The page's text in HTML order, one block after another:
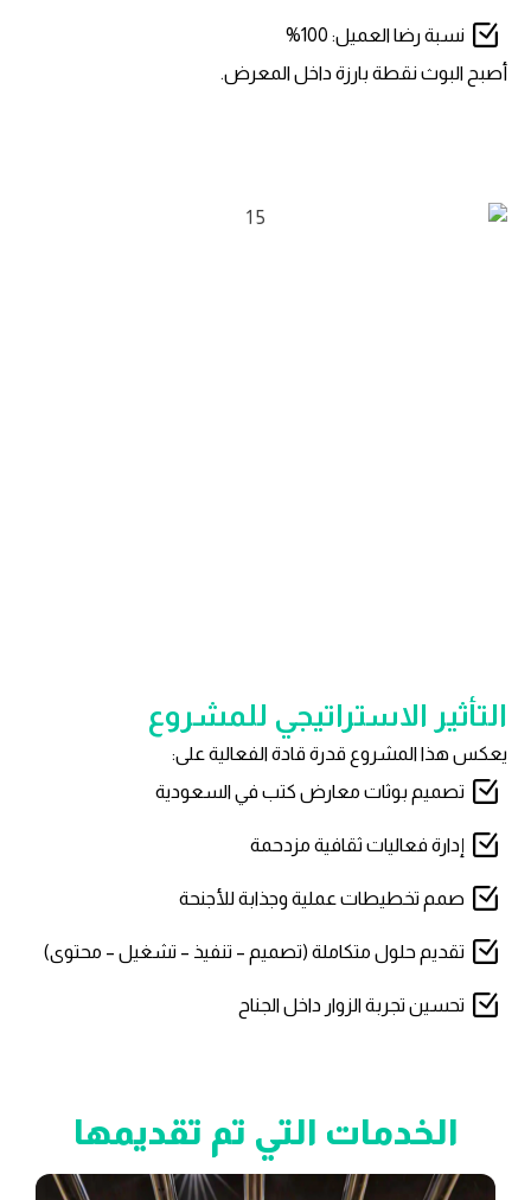
نسبة رضا العميل: 100%
أصبح البوث نقطة بارزة داخل المعرض.
التأثير الاستراتيجي للمشروع
يعكس هذا المشروع قدرة قادة الفعالية على:
تصميم بوثات معارض كتب في السعودية
إدارة فعاليات ثقافية مزدحمة
صمم تخطيطات عملية وجذابة للأجنحة
تقديم حلول متكاملة (تصميم – تنفيذ – تشغيل – محتوى)
تحسين تجربة الزوار داخل الجناح
الخدمات التي تم تقديمها